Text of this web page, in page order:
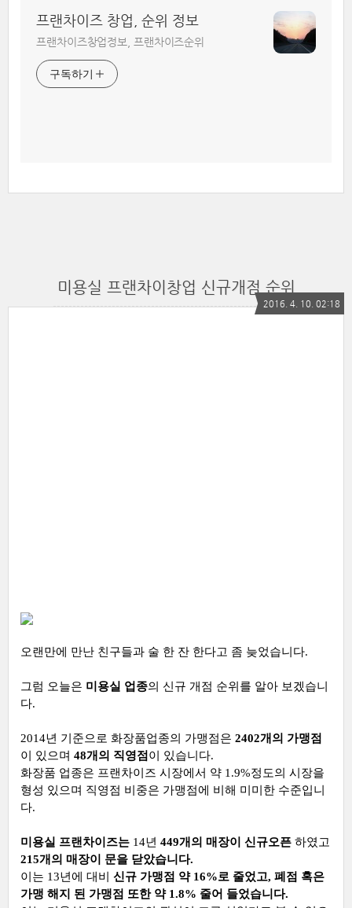
프랜차이즈 창업, 순위 정보
프랜차이즈창업정보, 프랜차이즈순위
구독하기
미용실 프랜차이창업 신규개점 순위
2016. 4. 10. 02:18
오랜만에 만난 친구들과 술 한 잔 한다고 좀 늦었습니다.
그럼 오늘은 미용실 업종의 신규 개점 순위를 알아 보겠습니
다.
2014년 기준으로 화장품업종의 가맹점은 2402개의 가맹점
이 있으며 48개의 직영점이 있습니다.
화장품 업종은 프랜차이즈 시장에서 약 1.9%정도의 시장을
형성 있으며 직영점 비중은 가맹점에 비해 미미한 수준입니
다.
미용실 프랜차이즈는 14년 449개의 매장이 신규오픈 하였고
215개의 매장이 문을 닫았습니다.
이는 13년에 대비 신규 가맹점 약 16%로 줄었고, 폐점 혹은
가맹 해지 된 가맹점 또한 약 1.8% 줄어 들었습니다.